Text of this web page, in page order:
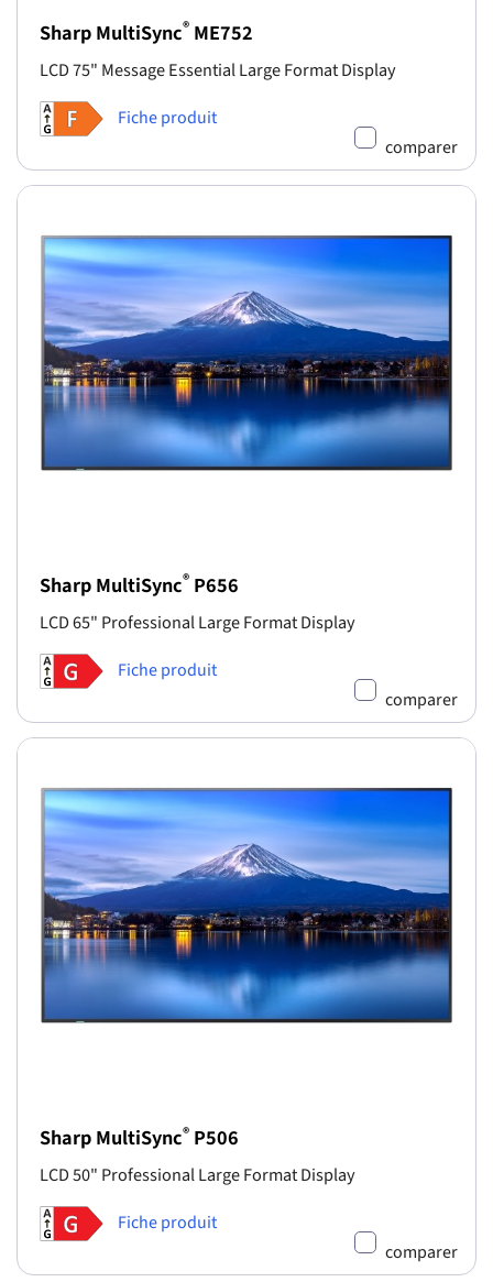
Sharp MultiSync® ME752
LCD 75" Message Essential Large Format Display
Fiche produit
comparer
Sharp MultiSync® P656
LCD 65" Professional Large Format Display
Fiche produit
comparer
Sharp MultiSync® P506
LCD 50" Professional Large Format Display
Fiche produit
comparer